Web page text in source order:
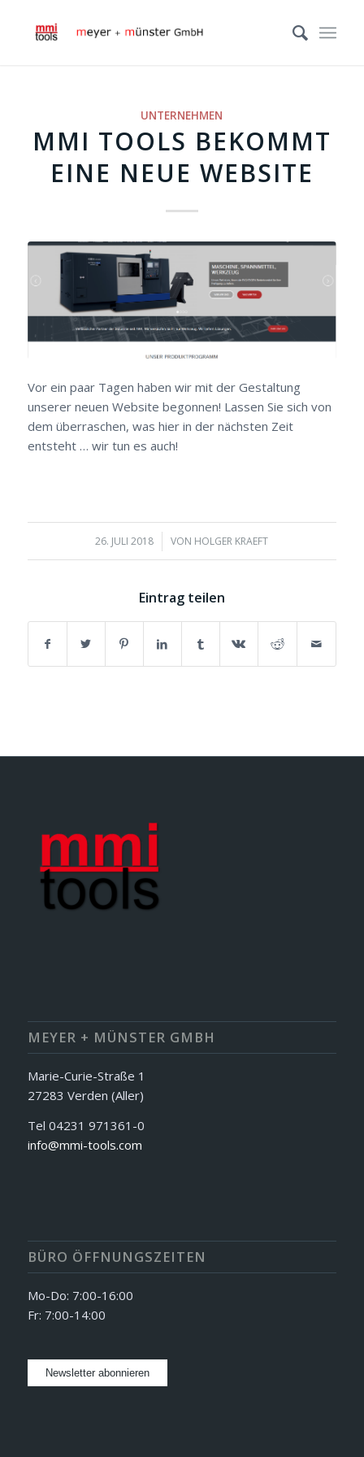
UNTERNEHMEN
MMI TOOLS BEKOMMT
EINE NEUE WEBSITE
Vor ein paar Tagen haben wir mit der Gestaltung
unserer neuen Website begonnen! Lassen Sie sich von
dem überraschen, was hier in der nächsten Zeit
entsteht … wir tun es auch!
26. JULI 2018
/ VON HOLGER KRAEFT
Eintrag teilen
MEYER + MÜNSTER GMBH
Marie-Curie-Straße 1
27283 Verden (Aller)
Tel 04231 971361-0
info@mmi-tools.com
BÜRO ÖFFNUNGSZEITEN
Mo-Do: 7:00-16:00
Fr: 7:00-14:00